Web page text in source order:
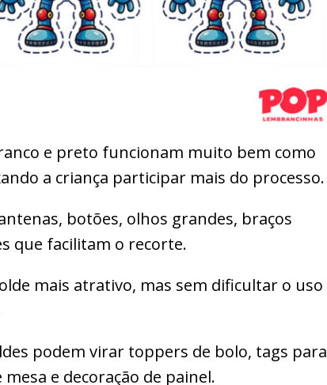
e preto funcionam muito bem como
a criança participar mais do processo.
botões, olhos grandes, braços
que facilitam o recorte.
mais atrativo, mas sem dificultar o uso
podem virar toppers de bolo, tags para
e decoração de painel.